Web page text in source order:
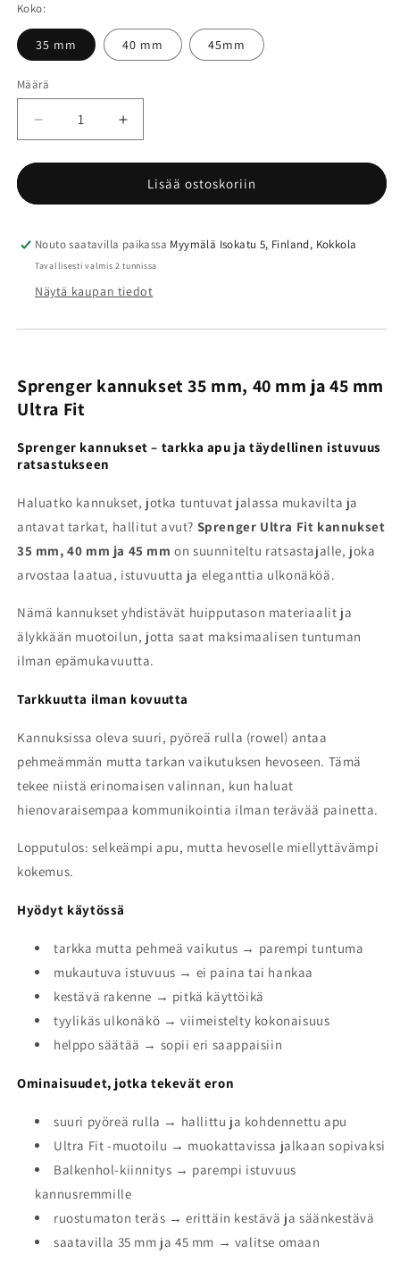
Koko:
35 mm 40 mm 45mm
Määrä
Määrä
Vähennä
tuotteen
Sprenger
Fit
35
-
mm
levyrissalla
Lisää
tuotteen
Sprenger
Ultra
Fit
35
-
mm
levyrissalla
Lisää ostoskoriin
Nouto saatavilla paikassa Myymälä Isokatu 5, Finland, Kokkola
Tavallisesti valmis 2 tunnissa
Näytä kaupan tiedot
Sprenger kannukset 35 mm, 40 mm ja 45 mm
Ultra Fit
Sprenger kannukset – tarkka apu ja täydellinen istuvuus
ratsastukseen
Haluatko kannukset, jotka tuntuvat jalassa mukavilta ja
antavat tarkat, hallitut avut? Sprenger Ultra Fit kannukset
35 mm, 40 mm ja 45 mm on suunniteltu ratsastajalle, joka
arvostaa laatua, istuvuutta ja eleganttia ulkonäköä.
Nämä kannukset yhdistävät huipputason materiaalit ja
älykkään muotoilun, jotta saat maksimaalisen tuntuman
ilman epämukavuutta.
Tarkkuutta ilman kovuutta
Kannuksissa oleva suuri, pyöreä rulla (rowel) antaa
pehmeämmän mutta tarkan vaikutuksen hevoseen. Tämä
tekee niistä erinomaisen valinnan, kun haluat
hienovaraisempaa kommunikointia ilman terävää painetta.
Lopputulos: selkeämpi apu, mutta hevoselle miellyttävämpi
kokemus.
Hyödyt käytössä
tarkka mutta pehmeä vaikutus → parempi tuntuma
mukautuva istuvuus → ei paina tai hankaa
kestävä rakenne → pitkä käyttöikä
tyylikäs ulkonäkö → viimeistelty kokonaisuus
helppo säätää → sopii eri saappaisiin
Ominaisuudet, jotka tekevät eron
suuri pyöreä rulla → hallittu ja kohdennettu apu
Ultra Fit -muotoilu → muokattavissa jalkaan sopivaksi
Balkenhol-kiinnitys → parempi istuvuus
kannusremmille
ruostumaton teräs → erittäin kestävä ja säänkestävä
saatavilla 35 mm ja 45 mm → valitse omaan